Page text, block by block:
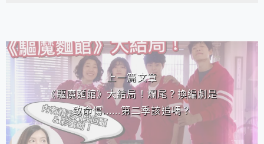
相連文章
上一篇文章
《驅魔麵館》大結局！爛尾？換編劇是
致命傷......第二季該追嗎？